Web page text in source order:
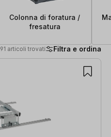
Colonna di foratura /
fresatura
91 articoli trovati Filtra e ordina